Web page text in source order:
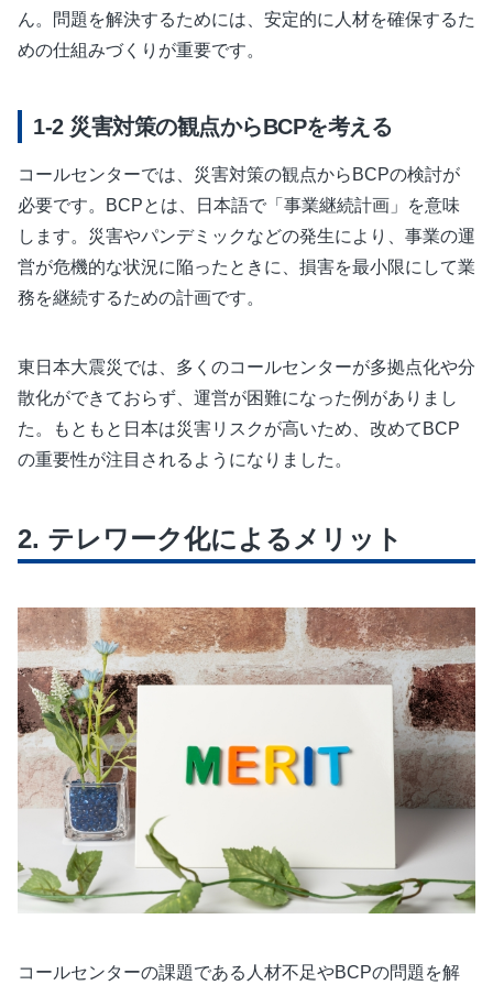
ん。問題を解決するためには、安定的に人材を確保するた
めの仕組みづくりが重要です。
災害対策の観点からBCPを考える
コールセンターでは、災害対策の観点からBCPの検討が
必要です。BCPとは、日本語で「事業継続計画」を意味
します。災害やパンデミックなどの発生により、事業の運
営が危機的な状況に陥ったときに、損害を最小限にして業
務を継続するための計画です。
東日本大震災では、多くのコールセンターが多拠点化や分
散化ができておらず、運営が困難になった例がありまし
た。もともと日本は災害リスクが高いため、改めてBCP
の重要性が注目されるようになりました。
テレワーク化によるメリット
コールセンターの課題である人材不足やBCPの問題を解